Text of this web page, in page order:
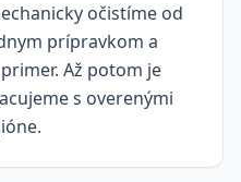
očistíme od
prípravkom a
Až potom je
s overenými